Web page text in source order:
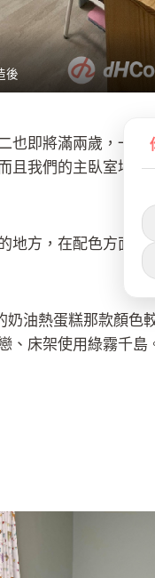
後
也即將滿兩歲，一家
且我們的主臥室坪數
方，在配色方面希
奶油熱蛋糕那款顏色
、床架使用綠霧千島